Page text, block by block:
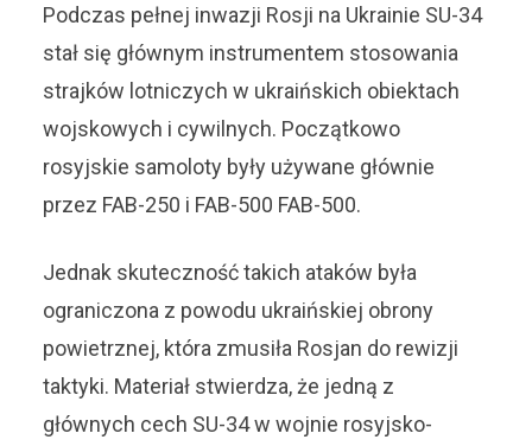
Podczas pełnej inwazji Rosji na Ukrainie SU-34
stał się głównym instrumentem stosowania
strajków lotniczych w ukraińskich obiektach
wojskowych i cywilnych. Początkowo
rosyjskie samoloty były używane głównie
przez FAB-250 i FAB-500 FAB-500.
Jednak skuteczność takich ataków była
ograniczona z powodu ukraińskiej obrony
powietrznej, która zmusiła Rosjan do rewizji
taktyki. Materiał stwierdza, że ​​jedną z
głównych cech SU-34 w wojnie rosyjsko-